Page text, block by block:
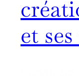
et